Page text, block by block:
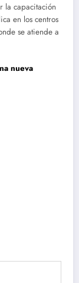
la capacitación
en los centros
se atiende a
nueva